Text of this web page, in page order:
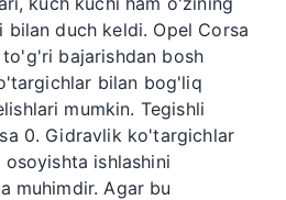
bilan duch keldi. Opel Corsa
bajarishdan bosh
bilan bog'liq
mumkin. Tegishli
0. Gidravlik ko'targichlar
ishlashini
muhimdir. Agar bu